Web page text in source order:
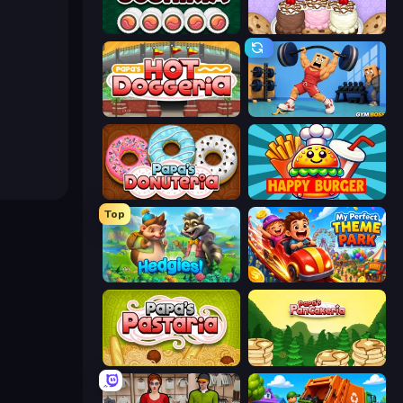
Papa's Sushiria Papa's Scooperia
Papa's Hot Doggeria Gym Boss
Papa's Donuteria Happy Burger
Top
Hedgies My Perfect Theme Park
Papa's Pastaria Papa's Pancakeria